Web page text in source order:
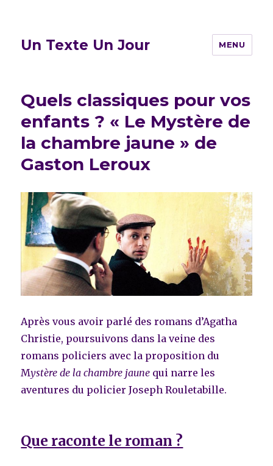
Un Texte Un Jour MENU
Quels classiques pour vos
enfants ? « Le Mystère de
la chambre jaune » de
Gaston Leroux
Après vous avoir parlé des romans d’Agatha
Christie, poursuivons dans la veine des
romans policiers avec la proposition du
Mystère de la chambre jaune qui narre les
aventures du policier Joseph Rouletabille.
Que raconte le roman ?